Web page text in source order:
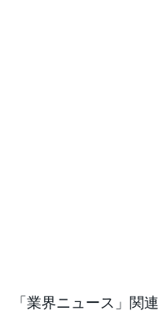
まで備えられ、単なる
る空間」として設計さ
「業界ニュース」関